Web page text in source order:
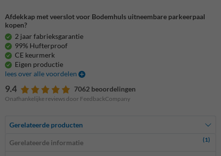
Afdekkap met veerslot voor Bodemhuls uitneembare parkeerpaal
kopen?
2 jaar fabrieksgarantie
99% Hufterproof
CE keurmerk
Eigen productie
lees over alle voordelen
9.4 7062 beoordelingen
Onafhankelijke reviews door FeedbackCompany
Gerelateerde producten
Gerelateerde informatie (1)